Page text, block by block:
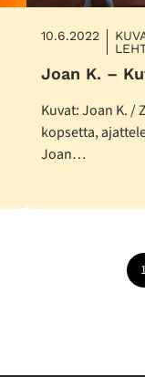
10.6.2022
Joan K. –
Kuvat: Joan K. /
kopsetta,
Joan…